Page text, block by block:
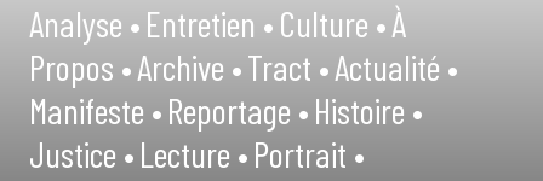
Analyse •Entretien •Culture •À
Propos •Archive •Tract •Actualité •
Manifeste •Reportage •Histoire •
Justice •Lecture •Portrait •